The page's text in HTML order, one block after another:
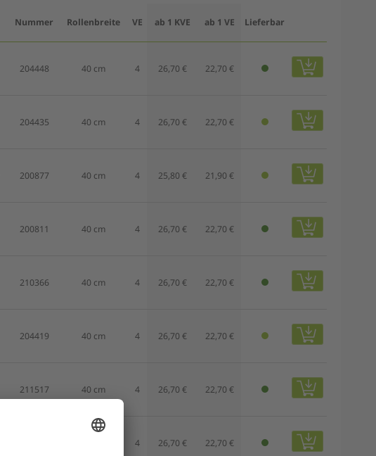
Nummer Rollenbreite VE ab 1 KVE ab 1 VE Lieferbar
204448 40 cm 4 26,70 € 22,70 €
204435 40 cm 4 26,70 € 22,70 €
200877 40 cm 4 25,80 € 21,90 €
200811 40 cm 4 26,70 € 22,70 €
210366 40 cm 4 26,70 € 22,70 €
204419 40 cm 4 26,70 € 22,70 €
211517 40 cm 4 26,70 € 22,70 €
4 26,70 € 22,70 €